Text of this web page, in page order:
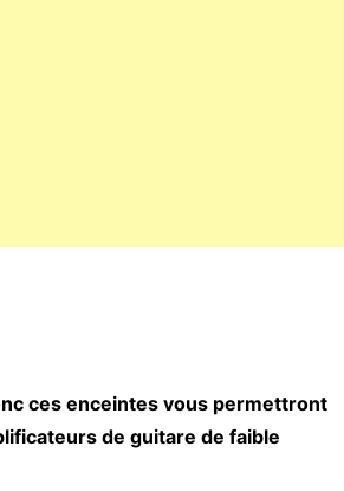
ces enceintes vous permettront
de guitare de faible